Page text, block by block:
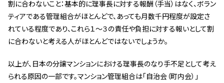
割に合わないこと：基本的に理事長に対する報酬（手当）はなく、ボラン
ティアである管理組合がほとんどで、あっても月数千円程度が設定さ
れている程度であり、これら１～３の責任や負担に対する報いとして割
に合わないと考える人がほとんどではないでしょうか。
以上が、日本の分譲マンションにおける理事長のなり手不足として考え
られる原因の一部です。マンション管理組合は「自治会（町内会）」